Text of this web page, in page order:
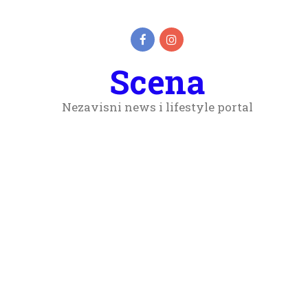
Scena
Nezavisni news i lifestyle portal